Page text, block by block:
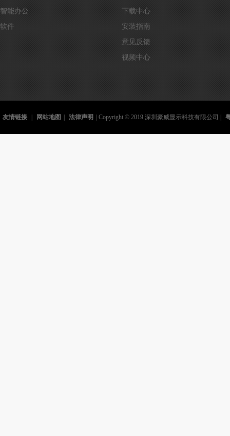
智能办公
软件
下载中心
安装指南
意见反馈
视频中心
友情链接 网站地图 法律声明 | Copyright © 2019 深圳豪威显示科技有限公司 |